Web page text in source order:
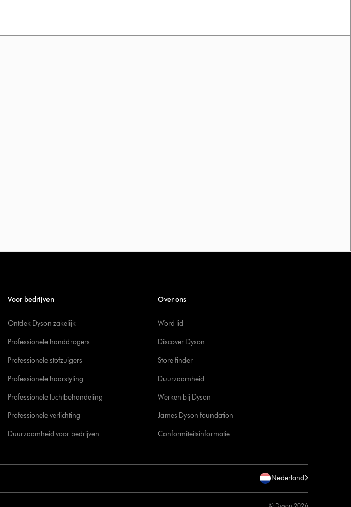
Voor bedrijven
Ontdek Dyson zakelijk
Professionele handdrogers
Professionele stofzuigers
Professionele haarstyling
Professionele luchtbehandeling
Professionele verlichting
Duurzaamheid voor bedrijven
Over ons
Word lid
Discover Dyson
Store finder
Duurzaamheid
Werken bij Dyson
James Dyson foundation
Conformiteitsinformatie
Nederland